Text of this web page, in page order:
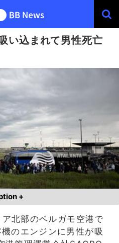
い込まれて男性死亡
+
北部のベルガモ空港で
のエンジンに男性が吸